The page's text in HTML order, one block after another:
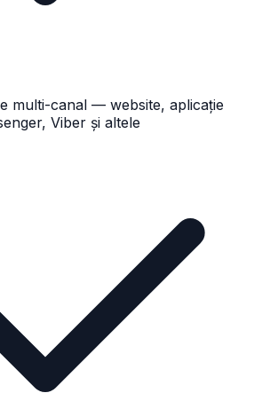
multi-canal — website, aplicație
Viber și altele